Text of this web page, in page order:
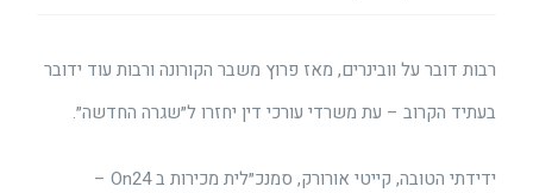
רבות דובר על וובינרים, מאז פרוץ משבר הקורונה ורבות עוד ידובר
בעתיד הקרוב – עת משרדי עורכי דין יחזרו ל״שגרה החדשה״.
ידידתי הטובה, קייטי אורורק, סמנכ״לית מכירות ב On24 –